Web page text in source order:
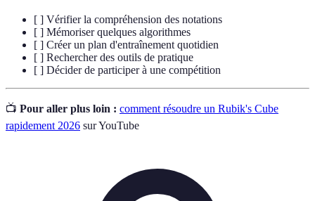
[ ] Vérifier la compréhension des notations
[ ] Mémoriser quelques algorithmes
[ ] Créer un plan d'entraînement quotidien
[ ] Rechercher des outils de pratique
[ ] Décider de participer à une compétition
📺 Pour aller plus loin : comment résoudre un Rubik's Cube
rapidement 2026 sur YouTube